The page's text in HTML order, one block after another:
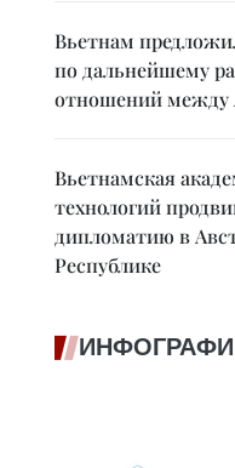
Вьетнам
по дальнейшему
отношений
Вьетнамская
технологий
дипломатию в
Республике